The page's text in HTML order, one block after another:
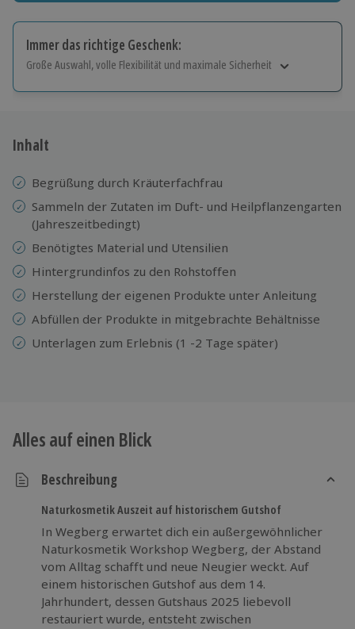
Immer das richtige Geschenk:
Große Auswahl, volle Flexibilität und maximale Sicherheit
Jeder Gutschein für alle Erlebnisse einlösbar.
Inhalt
Begrüßung durch Kräuterfachfrau
Sammeln der Zutaten im Duft- und Heilpflanzengarten
(Jahreszeitbedingt)
Benötigtes Material und Utensilien
Hintergrundinfos zu den Rohstoffen
Herstellung der eigenen Produkte unter Anleitung
Abfüllen der Produkte in mitgebrachte Behältnisse
Unterlagen zum Erlebnis (1 -2 Tage später)
Alles auf einen Blick
Beschreibung
Naturkosmetik Auszeit auf historischem Gutshof
In Wegberg erwartet dich ein außergewöhnlicher
Naturkosmetik Workshop Wegberg, der Abstand
vom Alltag schafft und neue Neugier weckt. Auf
einem historischen Gutshof aus dem 14.
Jahrhundert, dessen Gutshaus 2025 liebevoll
restauriert wurde, entsteht zwischen